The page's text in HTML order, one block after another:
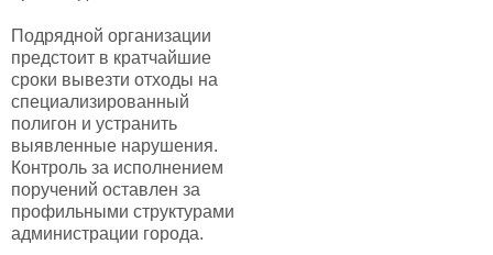
Подрядной организации
предстоит в кратчайшие
сроки вывезти отходы на
специализированный
полигон и устранить
выявленные нарушения.
Контроль за исполнением
поручений оставлен за
профильными структурами
администрации города.